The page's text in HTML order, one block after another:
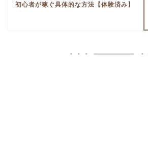
初心者が稼ぐ具体的な方法【体験済み】